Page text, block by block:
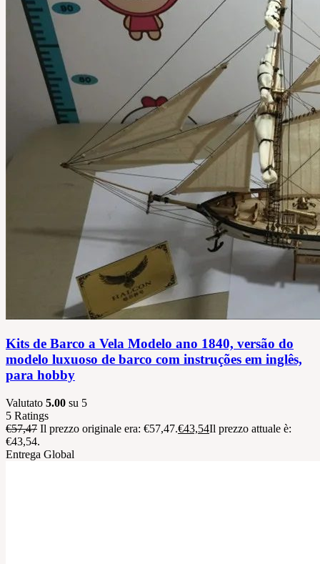
Kits de Barco a Vela Modelo ano 1840, versão do
modelo luxuoso de barco com instruções em inglês,
para hobby
Valutato 5.00 su 5
5 Ratings
€57,47 Il prezzo originale era: €57,47.€43,54Il prezzo attuale è:
€43,54.
Entrega Global